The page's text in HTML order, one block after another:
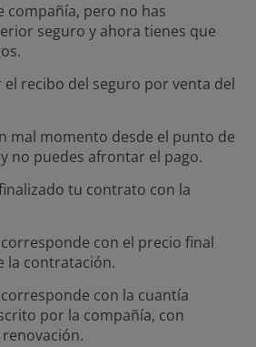
compañía, pero no has
seguro y ahora tienes que
el recibo del seguro por venta del
mal momento desde el punto de
no puedes afrontar el pago.
tu contrato con la
con el precio final
la contratación.
con la cuantía
por la compañía, con